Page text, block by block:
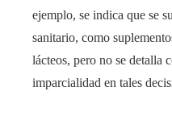
ejemplo, se indica que se
sanitario, como
lácteos, pero no se detalla
imparcialidad en tales